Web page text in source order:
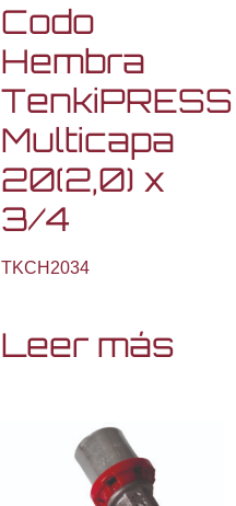
Codo
Hembra
TenkiPRESS
Multicapa
20(2,0) x
3/4
TKCH2034
Leer más